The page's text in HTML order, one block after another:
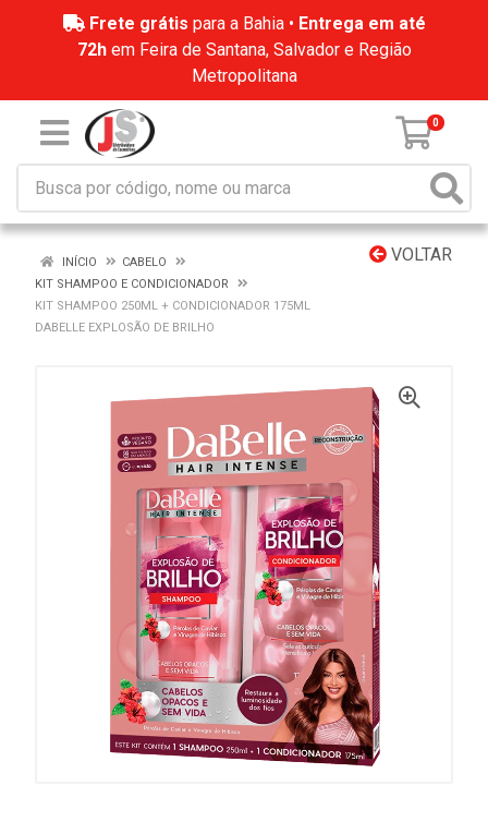
Frete grátis para a Bahia • Entrega em até
72hem Feira de Santana, Salvador e Região
Metropolitana
0
VOLTAR
INÍCIO
CABELO
KIT SHAMPOO E CONDICIONADOR
KIT SHAMPOO 250ML + CONDICIONADOR 175ML
DABELLE EXPLOSÃO DE BRILHO